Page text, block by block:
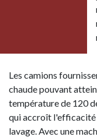
Les camions
chaude pouvant
température de 120
qui accroît l'efficacité
lavage. Avec une